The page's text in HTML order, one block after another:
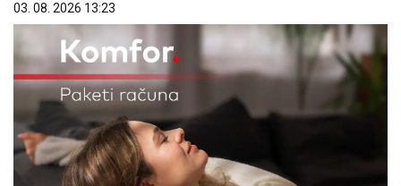
03. 08. 2026 13:23